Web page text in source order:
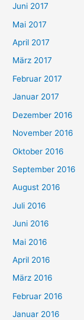
Juni 2017
Mai 2017
April 2017
März 2017
Februar 2017
Januar 2017
Dezember 2016
November 2016
Oktober 2016
September 2016
August 2016
Juli 2016
Juni 2016
Mai 2016
April 2016
März 2016
Februar 2016
Januar 2016